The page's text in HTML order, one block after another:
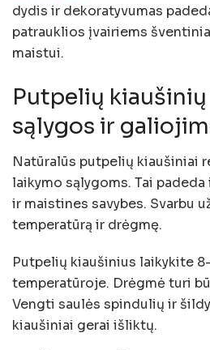
dydis ir dekoratyvumas
patrauklios įvairiems
maistui.
Putpelių
sąlygos ir
Natūralūs putpelių kiaušiniai
laikymo sąlygoms. Tai
ir maistines savybes. Svarbu
temperatūrą ir drėgmę.
Putpelių kiaušinius laikykite
temperatūroje. Drėgmė turi
Vengti saulės spindulių ir
kiaušiniai gerai išliktų.